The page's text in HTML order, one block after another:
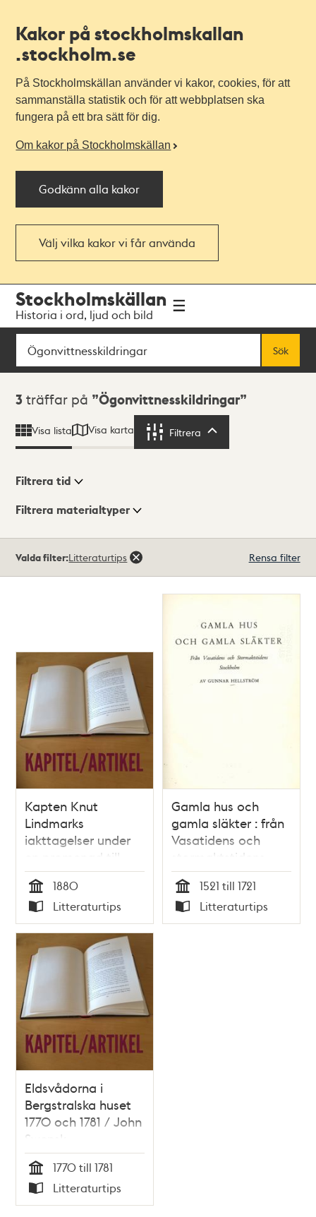
Kakor på stockholmskallan
.stockholm.se
På Stockholmskällan använder vi kakor, cookies, för att
sammanställa statistik och för att webbplatsen ska
fungera på ett bra sätt för dig.
Om kakor på Stockholmskällan
Godkänn alla kakor
Välj vilka kakor vi får använda
navigationen
huvudinnehållet
Stockholmskällan
Historia i ord, ljud och bild
Sök
Sök
Sökresultat
3 träffar på Ögonvittnesskildringar
Visa lista Visa karta Filtrera
Visningsläge
Filtrera tid
Filtrera materialtyper
träffar
Valda filter:Litteraturtips Rensa filter
Kapten Knut
Lindmarks
iakttagelser under
en promenad till
Mosebacke 1880
Tid
1880
Typ
Litteraturtips
Gamla hus och
gamla släkter : från
Vasatidens och
stormaktstidens
Stockholm / Gunnar
Hellström
Tid
1521 till 1721
Typ
Litteraturtips
Eldsvådorna i
Bergstralska huset
1770 och 1781 / John
Swensk
Tid
1770 till 1781
Typ
Litteraturtips